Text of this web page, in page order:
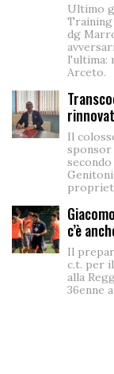
Ultimo
dg
l'ultima:
Arceto.
Il
sponsor
c’è
Il
c.t. per
alla
36enne